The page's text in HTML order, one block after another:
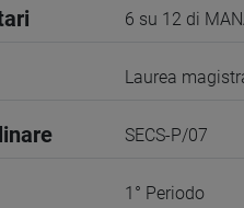
6 su 12 di
Laurea
SECS-P/07
1° Periodo